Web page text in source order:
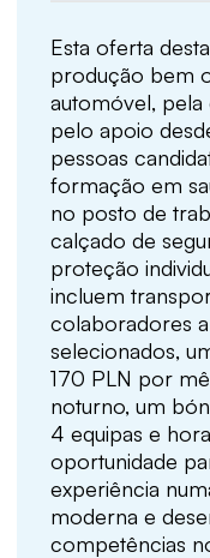
Esta oferta
produção bem
automóvel, pela
pelo apoio
pessoas
formação em
no posto de
calçado de
proteção
incluem
colaboradores
selecionados,
170 PLN por
noturno, um
4 equipas e
oportunidade
experiência
moderna e
competências